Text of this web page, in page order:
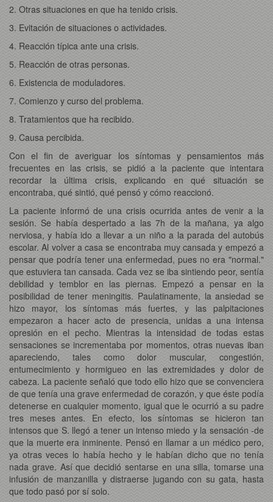
2. Otras situaciones en que ha tenido crisis.
3. Evitación de situaciones o actividades.
4. Reacción típica ante una crisis.
5. Reacción de otras personas.
6. Existencia de moduladores.
7. Comienzo y curso del problema.
8. Tratamientos que ha recibido.
9. Causa percibida.
Con el fin de averiguar los síntomas y pensamientos más
frecuentes en las crisis, se pidió a la paciente que intentara
recordar la última crisis, explicando en qué situación se
encontraba, qué sintió, qué pensó y cómo reaccionó.
La paciente informó de una crisis ocurrida antes de venir a la
sesión. Se había despertado a las 7h de la mañana, ya algo
nerviosa, y había ido a llevar a un niño a la parada del autobús
escolar. Al volver a casa se encontraba muy cansada y empezó a
pensar que podría tener una enfermedad, pues no era "normal."
que estuviera tan cansada. Cada vez se iba sintiendo peor, sentía
debilidad y temblor en las piernas. Empezó a pensar en la
posibilidad de tener meningitis. Paulatinamente, la ansiedad se
hizo mayor, los síntomas más fuertes, y las palpitaciones
empezaron a hacer acto de presencia, unidas a una intensa
opresión en el pecho. Mientras la intensidad de todas estas
sensaciones se incrementaba por momentos, otras nuevas iban
apareciendo, tales como dolor muscular, congestión,
entumecimiento y hormigueo en las extremidades y dolor de
cabeza. La paciente señaló que todo ello hizo que se convenciera
de que tenía una grave enfermedad de corazón, y que éste podía
detenerse en cualquier momento, igual que le ocurrió a su padre
tres meses antes. En efecto, los síntomas se hicieron tan
intensos que S. llegó a tener un intenso miedo y la sensación -de
que la muerte era inminente. Pensó en llamar a un médico pero,
ya otras veces lo había hecho y le habían dicho que no tenía
nada grave. Así que decidió sentarse en una silla, tomarse una
infusión de manzanilla y distraerse jugando con su gata, hasta
que todo pasó por sí solo.